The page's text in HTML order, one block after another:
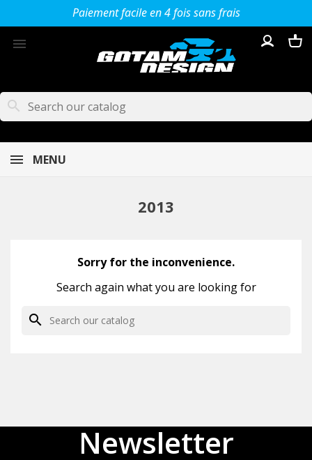
Paiement facile en 4 fois sans frais

search
MENU
2013
Sorry for the inconvenience.
Search again what you are looking for
search
Newsletter